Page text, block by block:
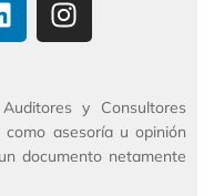
y Consultores
asesoría u opinión
documento netamente